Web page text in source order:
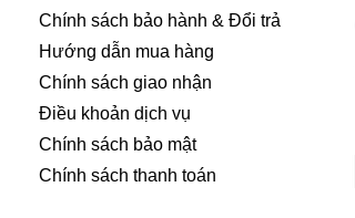
Chính sách bảo hành & Đổi trả
Hướng dẫn mua hàng
Chính sách giao nhận
Điều khoản dịch vụ
Chính sách bảo mật
Chính sách thanh toán